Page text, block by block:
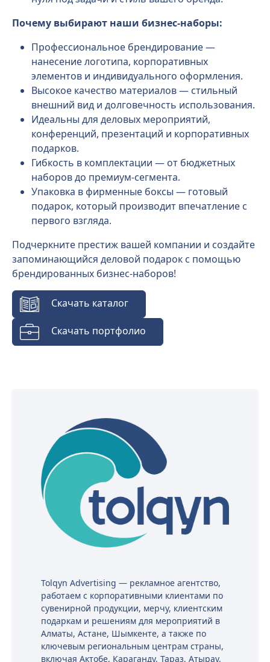
Почему выбирают наши бизнес-наборы:
Профессиональное брендирование —
нанесение логотипа, корпоративных
элементов и индивидуального оформления.
Высокое качество материалов — стильный
внешний вид и долговечность использования.
Идеальны для деловых мероприятий,
конференций, презентаций и корпоративных
подарков.
Гибкость в комплектации — от бюджетных
наборов до премиум-сегмента.
Упаковка в фирменные боксы — готовый
подарок, который производит впечатление с
первого взгляда.
Подчеркните престиж вашей компании и создайте
запоминающийся деловой подарок с помощью
брендированных бизнес-наборов!
Скачать каталог
Скачать портфолио
Tolqyn Advertising — рекламное агентство,
работаем с корпоративными клиентами по
сувенирной продукции, мерчу, клиентским
подаркам и решениям для мероприятий в
Алматы, Астане, Шымкенте, а также по
ключевым региональным центрам страны,
включая Актобе, Караганду, Тараз, Атырау,